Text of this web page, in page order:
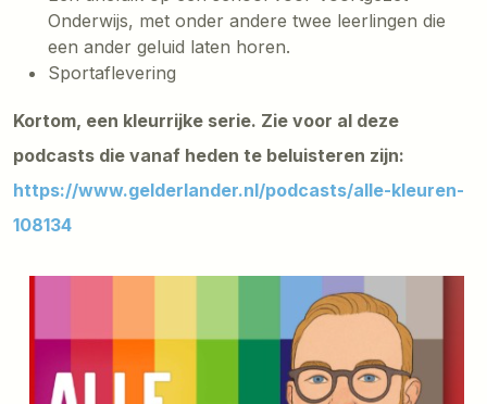
Onderwijs, met onder andere twee leerlingen die
een ander geluid laten horen.
Sportaflevering
Kortom, een kleurrijke serie. Zie voor al deze
podcasts die vanaf heden te beluisteren zijn:
https://www.gelderlander.nl/podcasts/alle-kleuren-
108134